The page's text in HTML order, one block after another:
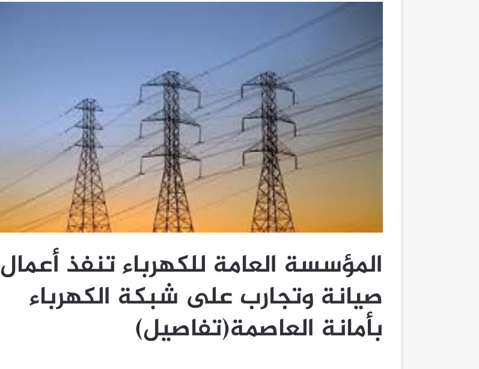
المؤسسة العامة للكهرباء تنفذ أعمال
صيانة وتجارب على شبكة الكهرباء
بأمانة العاصمة(تفاصيل)